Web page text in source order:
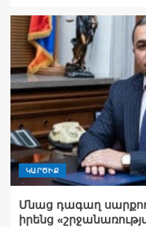
ԿԱՐԾԻՔ
Մնաց դագաղ
իրենց